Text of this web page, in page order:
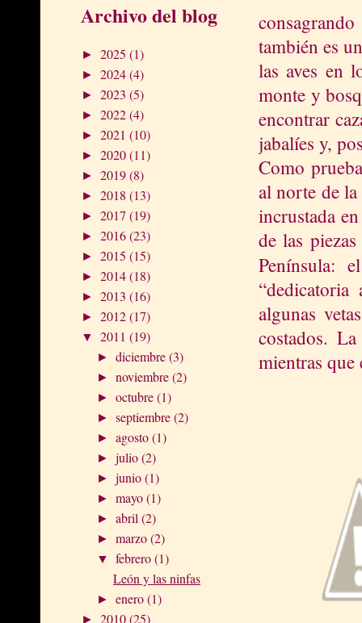
Archivo del blog
► 2025 (1)
► 2024(4)
► 2023 (5)
► 2022(4)
► 2021 (10)
► 2020(11)
► 2019(8)
► 2018 (13)
► 2017 (19)
► 2016(23)
► 2015 (15)
► 2014(18)
► 2013 (16)
► 2012(17)
▼ 2011 (19)
►diciembre(3)
►noviembre(2)
►octubre(1)
►septiembre(2)
►agosto(1)
►julio(2)
►junio(1)
►mayo(1)
►abril(2)
►marzo(2)
▼febrero(1)
León y las ninfas
►enero(1)
► 2010(25)
también es
las aves en
monte y
encontrar
jabalíes y,
Como
al norte de
incrustada
de las
Península:
algunas
costados.
mientras que